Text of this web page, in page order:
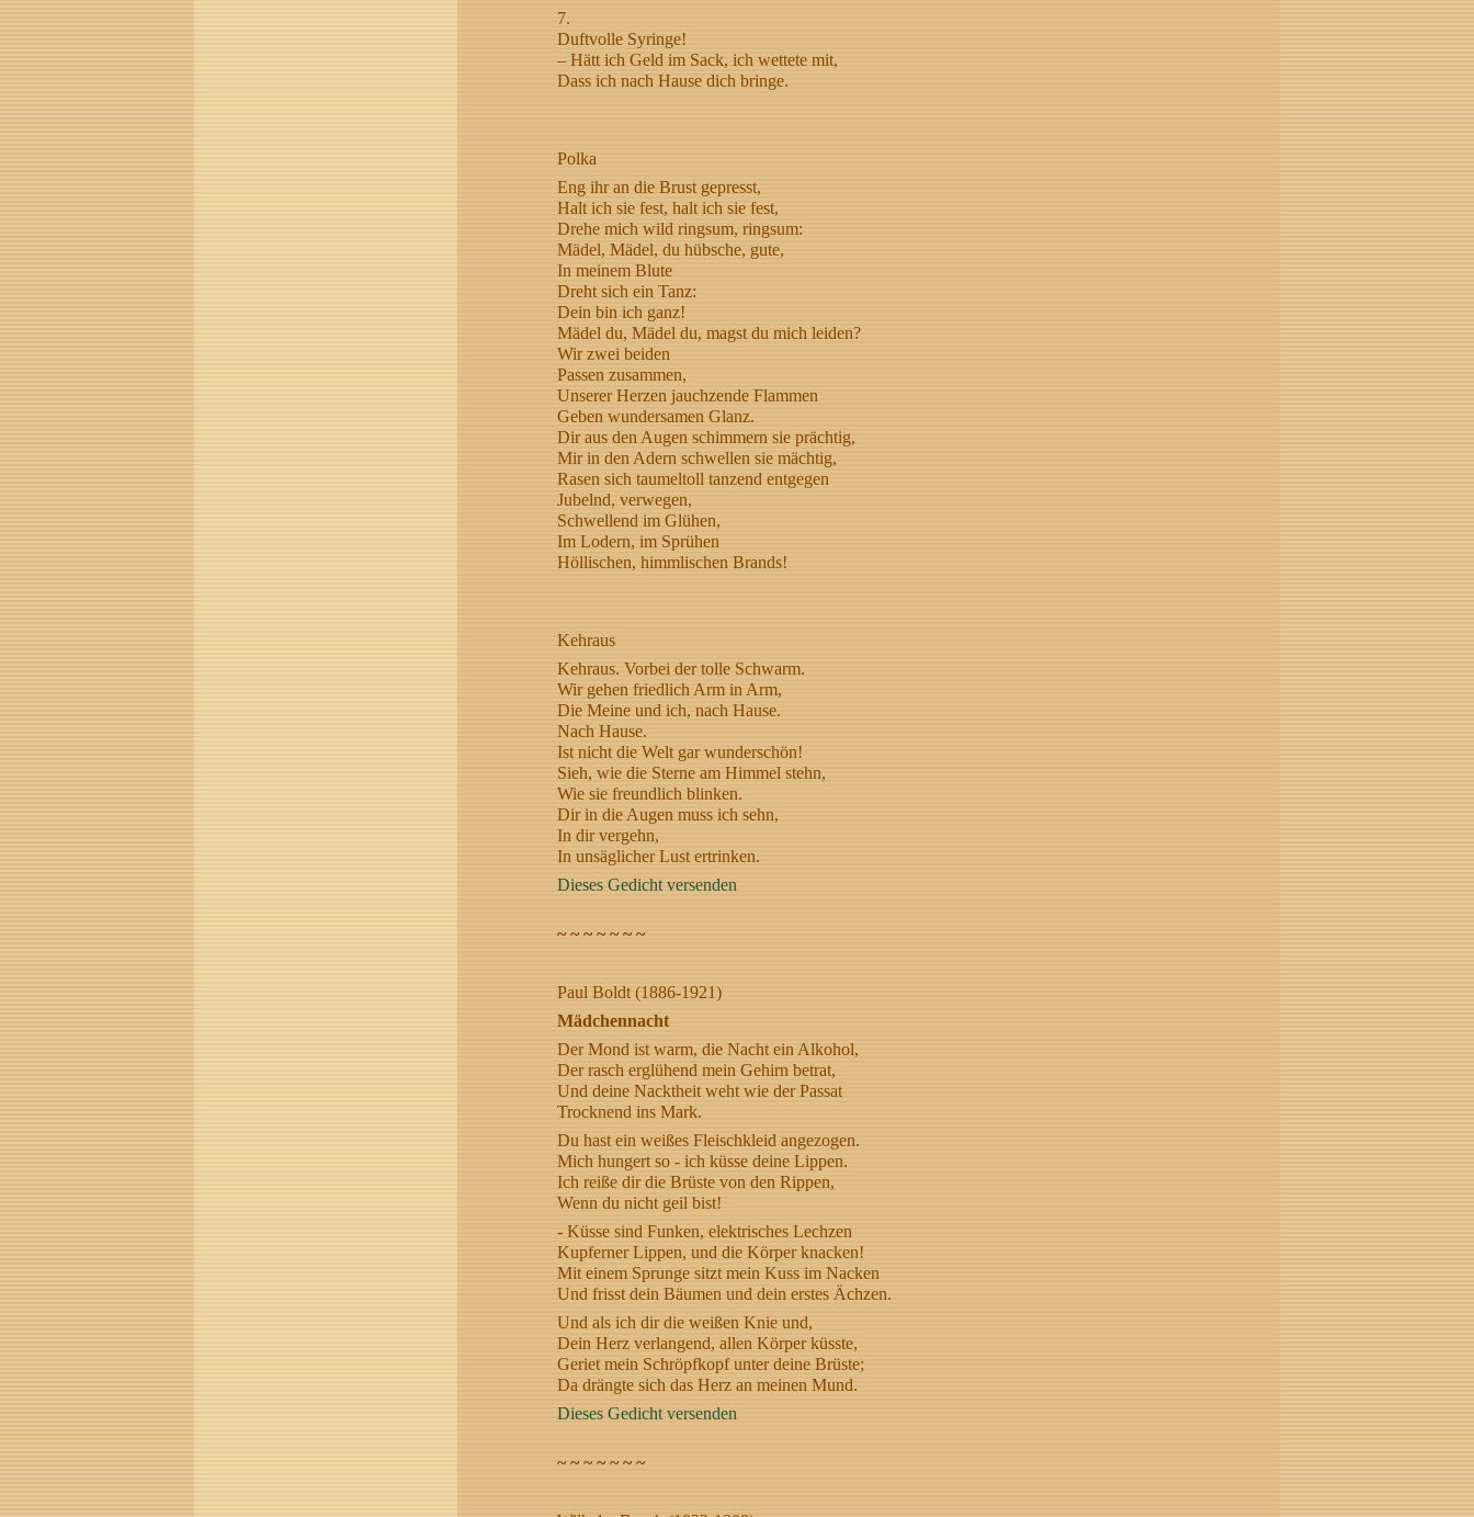
7.
Duftvolle Syringe!
– Hätt ich Geld im Sack, ich wettete mit,
Dass ich nach Hause dich bringe.
Polka
Eng ihr an die Brust gepresst,
Halt ich sie fest, halt ich sie fest,
Drehe mich wild ringsum, ringsum:
Mädel, Mädel, du hübsche, gute,
In meinem Blute
Dreht sich ein Tanz:
Dein bin ich ganz!
Mädel du, Mädel du, magst du mich leiden?
Wir zwei beiden
Passen zusammen,
Unserer Herzen jauchzende Flammen
Geben wundersamen Glanz.
Dir aus den Augen schimmern sie prächtig,
Mir in den Adern schwellen sie mächtig,
Rasen sich taumeltoll tanzend entgegen
Jubelnd, verwegen,
Schwellend im Glühen,
Im Lodern, im Sprühen
Höllischen, himmlischen Brands!
Kehraus
Kehraus. Vorbei der tolle Schwarm.
Wir gehen friedlich Arm in Arm,
Die Meine und ich, nach Hause.
Nach Hause.
Ist nicht die Welt gar wunderschön!
Sieh, wie die Sterne am Himmel stehn,
Wie sie freundlich blinken.
Dir in die Augen muss ich sehn,
In dir vergehn,
In unsäglicher Lust ertrinken.
Dieses Gedicht versenden
~ ~ ~ ~ ~ ~ ~
Paul Boldt (1886-1921)
Mädchennacht
Der Mond ist warm, die Nacht ein Alkohol,
Der rasch erglühend mein Gehirn betrat,
Und deine Nacktheit weht wie der Passat
Trocknend ins Mark.
Du hast ein weißes Fleischkleid angezogen.
Mich hungert so - ich küsse deine Lippen.
Ich reiße dir die Brüste von den Rippen,
Wenn du nicht geil bist!
- Küsse sind Funken, elektrisches Lechzen
Kupferner Lippen, und die Körper knacken!
Mit einem Sprunge sitzt mein Kuss im Nacken
Und frisst dein Bäumen und dein erstes Ächzen.
Und als ich dir die weißen Knie und,
Dein Herz verlangend, allen Körper küsste,
Geriet mein Schröpfkopf unter deine Brüste;
Da drängte sich das Herz an meinen Mund.
Dieses Gedicht versenden
~ ~ ~ ~ ~ ~ ~